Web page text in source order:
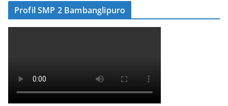
Profil SMP 2 Bambanglipuro